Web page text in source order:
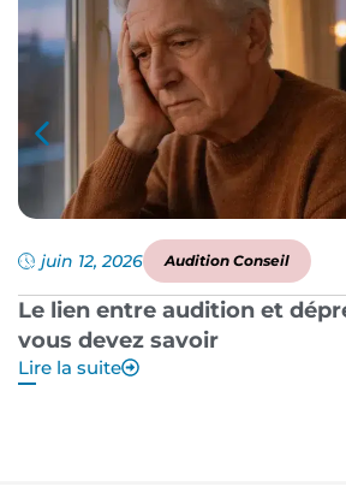
juin 12, 2026 Audition Conseil
Le lien entre audition et
vous devez savoir
Lire la suite